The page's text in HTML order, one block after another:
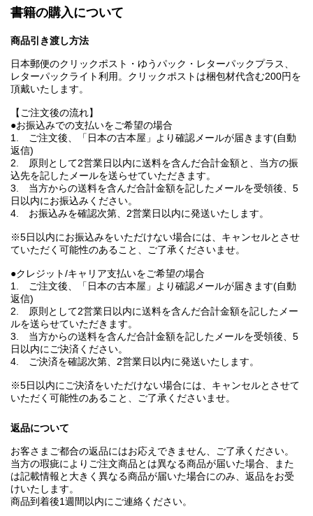
書籍の購入について
商品引き渡し方法
日本郵便のクリックポスト・ゆうパック・レターパックプラス、
レターパックライト利用。クリックポストは梱包材代含む200円を
頂戴いたします。
【ご注文後の流れ】
●お振込みでの支払いをご希望の場合
1. ご注文後、「日本の古本屋」より確認メールが届きます(自動
返信)
2. 原則として2営業日以内に送料を含んだ合計金額と、当方の振
込先を記したメールを送らせていただきます。
3. 当方からの送料を含んだ合計金額を記したメールを受領後、5
日以内にお振込みください。
4. お振込みを確認次第、2営業日以内に発送いたします。
※5日以内にお振込みをいただけない場合には、キャンセルとさせ
ていただく可能性のあること、ご了承くださいませ。
●クレジット/キャリア支払いをご希望の場合
1. ご注文後、「日本の古本屋」より確認メールが届きます(自動
返信)
2. 原則として2営業日以内に送料を含んだ合計金額を記したメー
ルを送らせていただきます。
3. 当方からの送料を含んだ合計金額を記したメールを受領後、5
日以内にご決済ください。
4. ご決済を確認次第、2営業日以内に発送いたします。
※5日以内にご決済をいただけない場合には、キャンセルとさせて
いただく可能性のあること、ご了承くださいませ。
返品について
お客さまご都合の返品にはお応えできません、ご了承ください。
当方の瑕疵によりご注文商品とは異なる商品が届いた場合、また
は記載情報と大きく異なる商品が届いた場合にのみ、返品をお受
けいたします。
商品到着後1週間以内にご連絡ください。